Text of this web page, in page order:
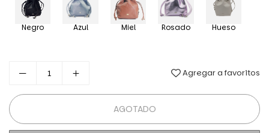
Negro Azul Miel Rosado Hueso
Agregar a favoritos
AGOTADO